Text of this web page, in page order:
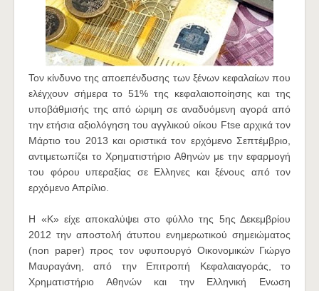
Τον κίνδυνο της αποεπένδυσης των ξένων κεφαλαίων που
ελέγχουν σήμερα το 51% της κεφαλαιοποίησης και της
υποβάθμισής της από ώριμη σε αναδυόμενη αγορά από
την ετήσια αξιολόγηση του αγγλικού οίκου Ftse αρχικά τον
Μάρτιο του 2013 και οριστικά τον ερχόμενο Σεπτέμβριο,
αντιμετωπίζει το Χρηματιστήριο Αθηνών με την εφαρμογή
του φόρου υπεραξίας σε Ελληνες και ξένους από τον
ερχόμενο Απρίλιο.
Η «Κ» είχε αποκαλύψει στο φύλλο της 5ης Δεκεμβρίου
2012 την αποστολή άτυπου ενημερωτικού σημειώματος
(non paper) προς τον υφυπουργό Οικονομικών Γιώργο
Μαυραγάνη, από την Επιτροπή Κεφαλαιαγοράς, το
Χρηματιστήριο Αθηνών και την Ελληνική Ενωση